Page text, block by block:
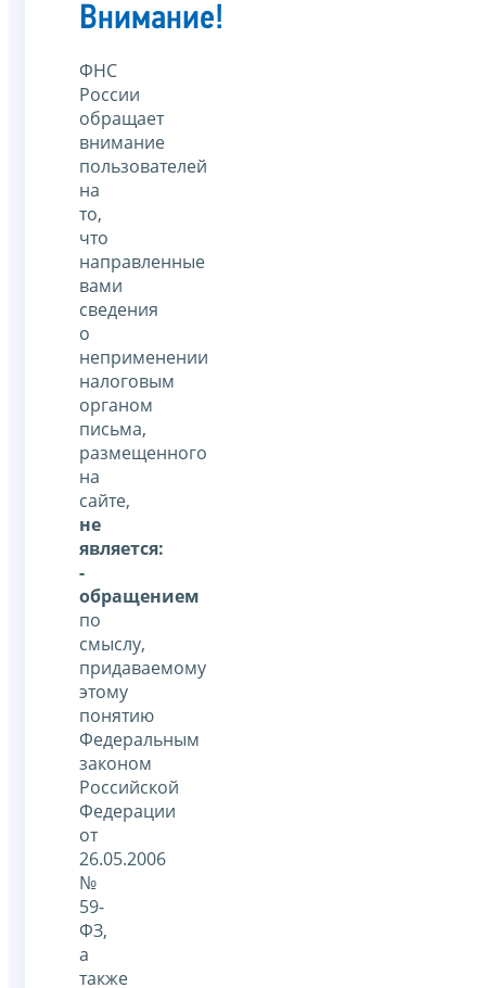
Внимание!
ФНС
России
обращает
внимание
пользователей
на
то,
что
направленные
вами
сведения
о
неприменении
налоговым
органом
письма,
размещенного
на
сайте,
не
является:
-
обращением
по
смыслу,
придаваемому
этому
понятию
Федеральным
законом
Российской
Федерации
от
26.05.2006
№
59-
ФЗ,
а
также